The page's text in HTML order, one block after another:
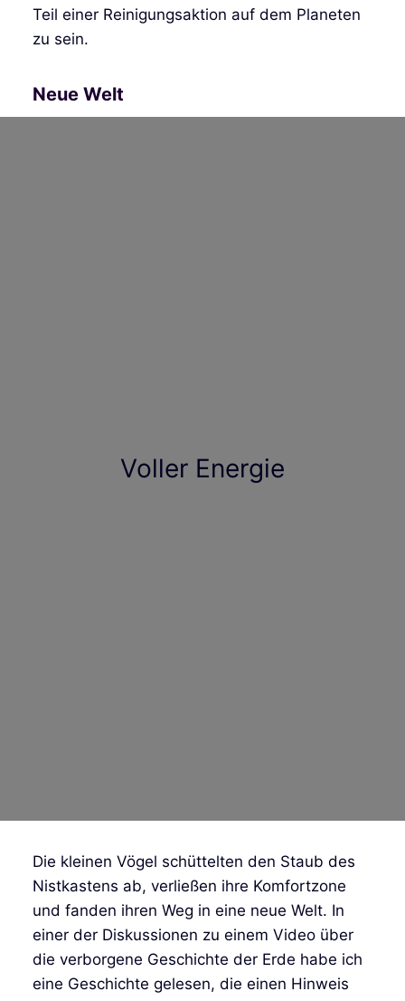
Teil einer Reinigungsaktion auf dem Planeten
zu sein.
Neue Welt
Voller Energie
Die kleinen Vögel schüttelten den Staub des
Nistkastens ab, verließen ihre Komfortzone
und fanden ihren Weg in eine neue Welt. In
einer der Diskussionen zu einem Video über
die verborgene Geschichte der Erde habe ich
eine Geschichte gelesen, die einen Hinweis